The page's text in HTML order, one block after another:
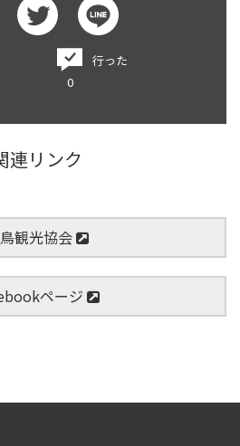
行った
0
連リンク
観光協会
ページ